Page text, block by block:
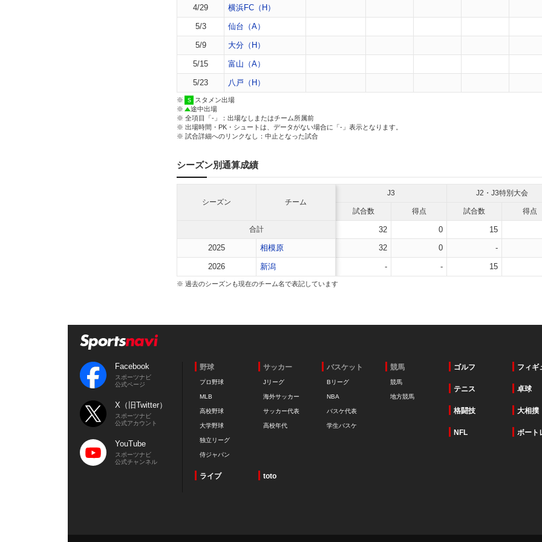
4/29 横浜FC（H）
5/3 仙台（A）
5/9 大分（H）
5/15 富山（A）
5/23 八戸（H）
※
スタメン出場
※
途中出場
※ 全項目「-」：出場なしまたはチーム所属前
※ 出場時間・PK・シュートは、データがない場合に「-」表示となります。
※ 試合詳細へのリンクなし：中止となった試合
シーズン別通算成績
シーズン チーム
J3 J2・J3特別大会
試合数 得点 試合数 得点
合計 32 0 15
2025
相模原 32 0 -
2026 新潟 - - 15
※ 過去のシーズンも現在のチーム名で表記しています
Facebook
スポーツナビ
公式ページ
X（旧Twitter）
スポーツナビ
公式アカウント
YouTube
スポーツナビ
公式チャンネル
野球
プロ野球
MLB
高校野球
大学野球
独立リーグ
侍ジャパン
サッカー
Jリーグ
海外サッカー
サッカー代表
高校年代
バスケット
Bリーグ
NBA
バスケ代表
学生バスケ
競馬
競馬
地方競馬
ゴルフ フィギ
テニス 卓球
格闘技 大相撲
NFL ボート
ライブ toto